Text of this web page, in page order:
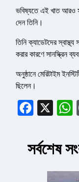
ভবিষ্যতে এই খাত আরও
দেন তিনি।
তিনি ক্যাডেটদের
করার কারণে সানস্ক্রিন
অনুষ্ঠানে মেরিটাইম
ছিলেন।
X
সর্বশেষ